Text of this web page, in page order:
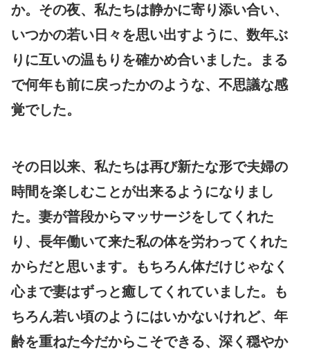
か。その夜、私たちは静かに寄り添い合い、
いつかの若い日々を思い出すように、数年ぶ
りに互いの温もりを確かめ合いました。まる
で何年も前に戻ったかのような、不思議な感
覚でした。
その日以来、私たちは再び新たな形で夫婦の
時間を楽しむことが出来るようになりまし
た。妻が普段からマッサージをしてくれた
り、長年働いて来た私の体を労わってくれた
からだと思います。もちろん体だけじゃなく
心まで妻はずっと癒してくれていました。も
ちろん若い頃のようにはいかないけれど、年
齢を重ねた今だからこそできる、深く穏やか